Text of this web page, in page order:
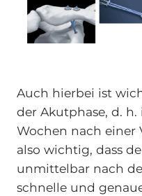
Auch hierbei ist
der Akutphase, d.
Wochen nach einer
also wichtig, dass
unmittelbar nach
schnelle und